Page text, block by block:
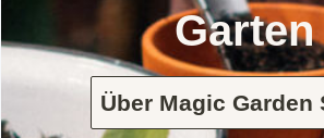
Garten
Über Magic Garden